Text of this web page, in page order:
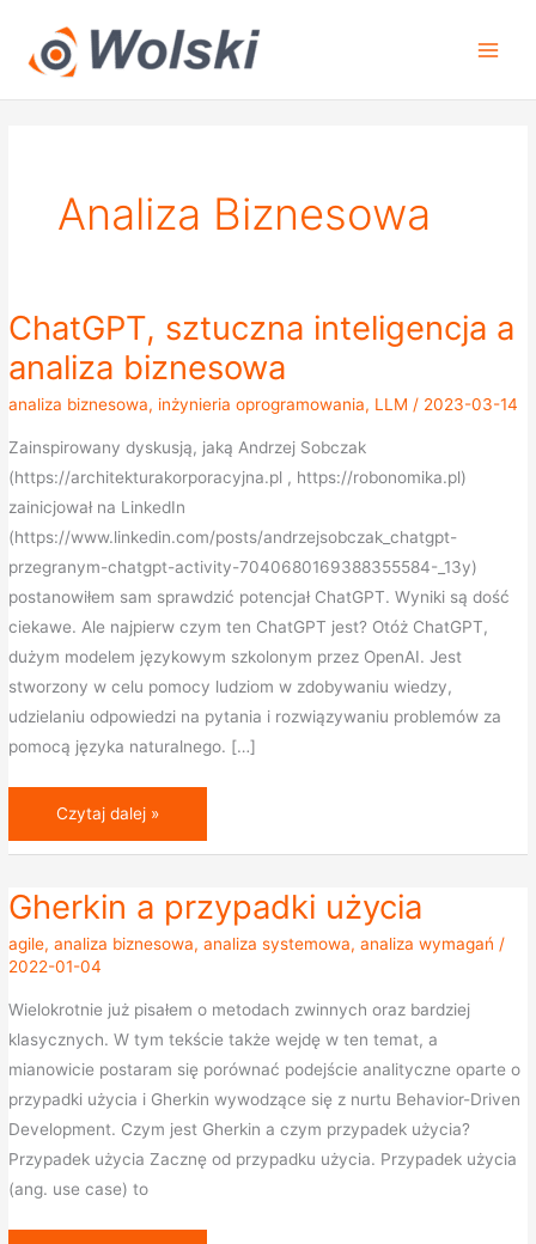
treści
Analiza Biznesowa
ChatGPT, sztuczna inteligencja a
analiza biznesowa
analiza biznesowa, inżynieria oprogramowania, LLM / 2023-03-14
Zainspirowany dyskusją, jaką Andrzej Sobczak
(https://architekturakorporacyjna.pl , https://robonomika.pl)
zainicjował na LinkedIn
(https://www.linkedin.com/posts/andrzejsobczak_chatgpt-
przegranym-chatgpt-activity-7040680169388355584-_13y)
postanowiłem sam sprawdzić potencjał ChatGPT. Wyniki są dość
ciekawe. Ale najpierw czym ten ChatGPT jest? Otóż ChatGPT,
dużym modelem językowym szkolonym przez OpenAI. Jest
stworzony w celu pomocy ludziom w zdobywaniu wiedzy,
udzielaniu odpowiedzi na pytania i rozwiązywaniu problemów za
pomocą języka naturalnego. […]
ChatGPT,
sztuczna
inteligencja
a
analiza
biznesowa
Czytaj dalej »
Gherkin a przypadki użycia
agile,analiza biznesowa,analiza systemowa,analiza wymagań /
2022-01-04
Wielokrotnie już pisałem o metodach zwinnych oraz bardziej
klasycznych. W tym tekście także wejdę w ten temat, a
mianowicie postaram się porównać podejście analityczne oparte o
przypadki użycia i Gherkin wywodzące się z nurtu Behavior-Driven
Development. Czym jest Gherkin a czym przypadek użycia?
Przypadek użycia Zacznę od przypadku użycia. Przypadek użycia
(ang. use case) to
Gherkin
przypadki